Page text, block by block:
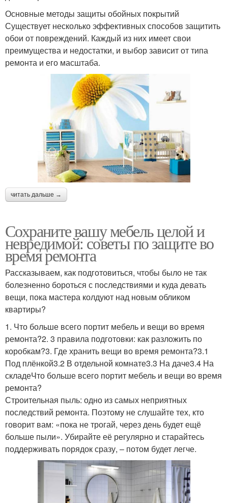
Основные методы защиты обойных покрытий
Существует несколько эффективных способов защитить
обои от повреждений. Каждый из них имеет свои
преимущества и недостатки, и выбор зависит от типа
ремонта и его масштаба.
читать дальше →
Сохраните вашу мебель целой и
невредимой: советы по защите во
время ремонта
Рассказываем, как подготовиться, чтобы было не так
болезненно бороться с последствиями и куда девать
вещи, пока мастера колдуют над новым обликом
квартиры?
1. Что больше всего портит мебель и вещи во время
ремонта?2. 3 правила подготовки: как разложить по
коробкам?3. Где хранить вещи во время ремонта?3.1
Под плёнкой3.2 В отдельной комнате3.3 На даче3.4 На
складеЧто больше всего портит мебель и вещи во время
ремонта?
Строительная пыль: одно из самых неприятных
последствий ремонта. Поэтому не слушайте тех, кто
говорит вам: «пока не трогай, через день будет ещё
больше пыли». Убирайте её регулярно и старайтесь
поддерживать порядок сразу, – потом будет легче.